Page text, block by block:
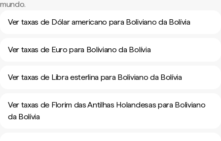
mundo.
Ver taxas de Dólar americano para Boliviano da Bolívia
Ver taxas de Euro para Boliviano da Bolívia
Ver taxas de Libra esterlina para Boliviano da Bolívia
Ver taxas de Florim das Antilhas Holandesas para Boliviano
da Bolívia